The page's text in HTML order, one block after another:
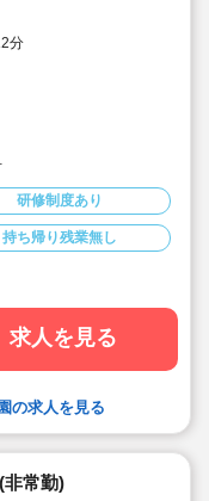
分
研修制度あり
持ち帰り残業無し
求人を見る
の求人を見る
非常勤)